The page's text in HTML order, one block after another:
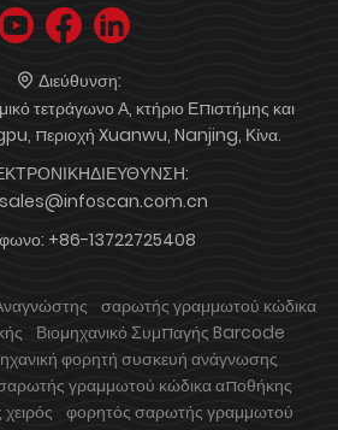
Διεύθυνση:
τετράγωνο Α, κτήριο Επιστήμης και
περιοχή Xuanwu, Nanjing, Κίνα.
+86-13722725408
σαρωτής γραμμωτού κώδικα
Βιομηχανικό Συμπαγής Barcode
φορητή συσκευή ανάγνωσης
γραμμωτού κώδικα αποθήκης
φορητός σαρωτής γραμμωτού